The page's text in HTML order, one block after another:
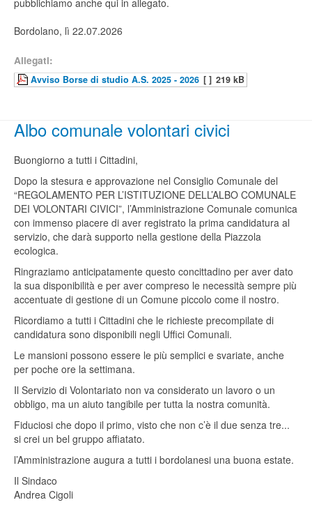
Bordolano, lì 22.07.2026
Allegati:
Avviso Borse di studio A.S. 2025 - 2026 [ ] 219 kB
Albo comunale volontari civici
Buongiorno a tutti i Cittadini,
Dopo la stesura e approvazione nel Consiglio Comunale del
“REGOLAMENTO PER L’ISTITUZIONE DELL’ALBO COMUNALE
DEI VOLONTARI CIVICI”, l’Amministrazione Comunale comunica
con immenso piacere di aver registrato la prima candidatura al
servizio, che darà supporto nella gestione della Piazzola
ecologica.
Ringraziamo anticipatamente questo concittadino per aver dato
la sua disponibilità e per aver compreso le necessità sempre più
accentuate di gestione di un Comune piccolo come il nostro.
Ricordiamo a tutti i Cittadini che le richieste precompilate di
candidatura sono disponibili negli Uffici Comunali.
Le mansioni possono essere le più semplici e svariate, anche
per poche ore la settimana.
Il Servizio di Volontariato non va considerato un lavoro o un
obbligo, ma un aiuto tangibile per tutta la nostra comunità.
Fiduciosi che dopo il primo, visto che non c’è il due senza tre...
si crei un bel gruppo affiatato.
l’Amministrazione augura a tutti i bordolanesi una buona estate.
Il Sindaco
Andrea Cigoli